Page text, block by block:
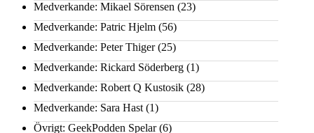
Medverkande: Mikael Sörensen (23)
Medverkande: Patric Hjelm (56)
Medverkande: Peter Thiger(25)
Medverkande: Rickard Söderberg (1)
Medverkande: Robert Q Kustosik (28)
Medverkande: Sara Hast (1)
Övrigt: GeekPodden Spelar(6)